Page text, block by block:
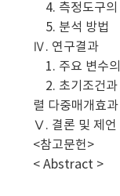
4. 측정도구의
5. 분석 방법
Ⅳ. 연구결과
1. 주요 변수
2. 초기조건과
렬 다중매개효
Ⅴ. 결론 및 제언
<참고문헌>
< Abstract >